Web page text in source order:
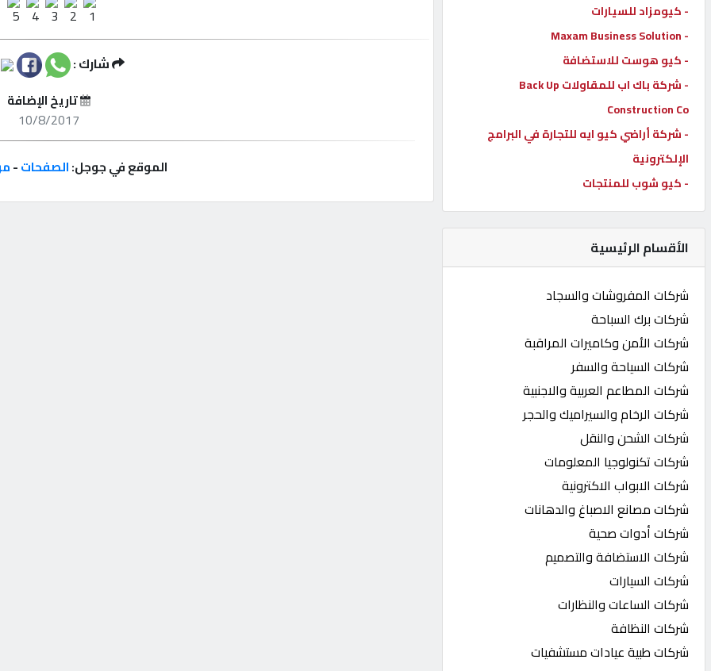
كيو
مزاد
كيو
نمبر
كيو
كارز
كيو
ماركت
الدليل
القطري
POWERED
QHOST
- كيومزاد للسيارات
- Maxam Business Solution
- كيو هوست للاستضافة
- شركة باك اب للمقاولات Back Up
Construction Co
- شركة أراضي كيو ايه للتجارة في البرامج
الإلكترونية
- كيو شوب للمنتجات
الأقسام الرئيسية
شركات المفروشات والسجاد
شركات برك السباحة
شركات الأمن وكاميرات المراقبة
شركات السياحة والسفر
شركات المطاعم العربية والاجنبية
شركات الرخام والسيراميك والحجر
شركات الشحن والنقل
شركات تكنولوجيا المعلومات
شركات الابواب الاكترونية
شركات مصانع الاصباغ والدهانات
شركات أدوات صحية
شركات الاستضافة والتصميم
شركات السيارات
شركات الساعات والنظارات
شركات النظافة
شركات طبية عيادات مستشفيات
شارك :
تاريخ الإضافة
10/8/2017
الموقع في جوجل:الصفحات-